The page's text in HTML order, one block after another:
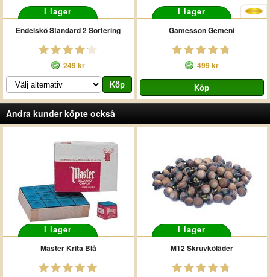
I lager
Endelskö Standard 2 Sortering
249 kr
I lager
Gamesson Gemeni
499 kr
Andra kunder köpte också
I lager
Master Krita Blå
I lager
M12 Skruvköläder